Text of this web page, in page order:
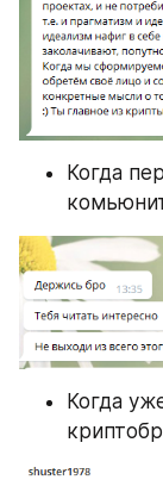
Когда
Когда